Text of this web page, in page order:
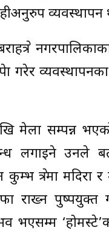
व्यवस्थापन
गरेर
मेला सम्पन्न
लगाइने
क्षेत्रमा मदिरा
पुष्पयुक्त
भएसम्म